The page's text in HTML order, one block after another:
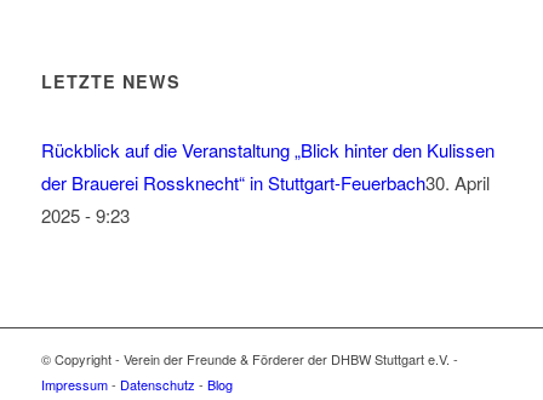
LETZTE NEWS
Rückblick auf die Veranstaltung „Blick hinter den Kulissen
der Brauerei Rossknecht“ in Stuttgart-Feuerbach30. April
2025 - 9:23
© Copyright - Verein der Freunde & Förderer der DHBW Stuttgart e.V. -
Impressum- Datenschutz - Blog